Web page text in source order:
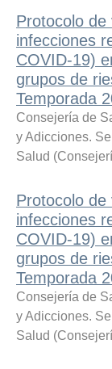
Protocolo
infecciones
COVID-19)
grupos de
Temporada
Consejería de
y Adicciones.
Salud (
Protocolo
infecciones
COVID-19)
grupos de
Temporada
Consejería de
y Adicciones.
Salud (